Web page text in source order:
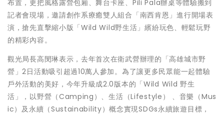
布置，更把風格露營包廂、舞台卡座、Pili Pala辦桌等體驗搬到
記者會現場，邀請創作系療癒雙人組合「南西肯恩」進行開場表
演，搶先直擊縮小版「Wild Wild野生活」繽紛玩色、輕鬆玩野
的精彩內容。
觀光局長高閔琳表示，去年首次在衛武營辦理的「高雄城市野
營」2日活動吸引超過10萬人參加。為了讓更多民眾能一起體驗
戶外活動的美好，今年升級成2.0版本的「Wild Wild 野生
活」，以野營（Camping）、生活（Lifestyle） 、音樂（Mus
ic）及永續（Sustainability）概念實現SDGs永續旅遊目標，